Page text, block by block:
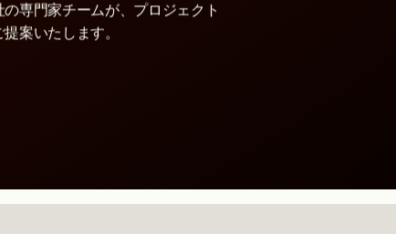
専門家チームが、プロジェクト
案いたします。